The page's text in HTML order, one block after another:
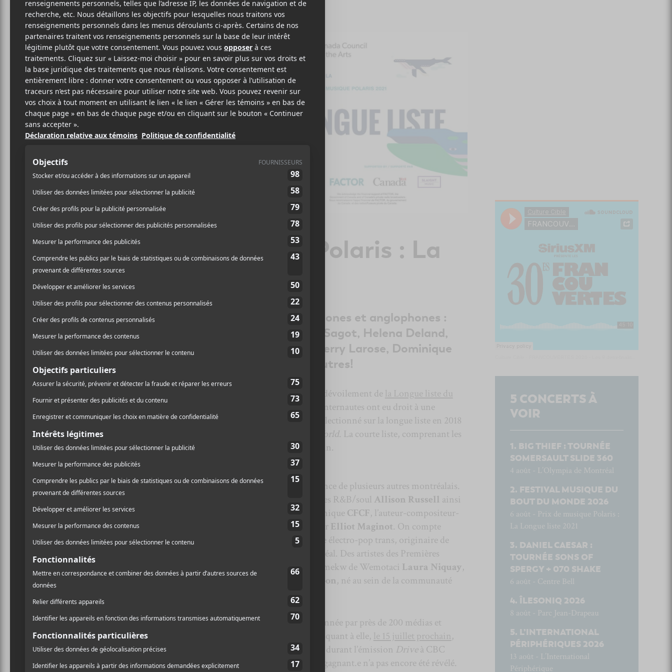
15 JUIN 2021
PARELOÏSE LÉVEILLÉ-
CHAGNON
PARTAGER
F
A
C
E
B
O
O
T
W
I
T
T
E
R
P
A
R
T
A
G
E
Prix de musique Polaris : La
Longue liste 2021
Beaucoup de québécois.es, francophones et anglophones :
Klô Pelgag, Charlotte Cardin, Julien Sagot, Helena Deland,
TEKE::TEKE, The Besnard Lakes, Thierry Larose, Dominique
Fils-Aimé, Yves Jarvis, et quelques autres!
Le 15 juin à midi avait lieu en direct sur YouTube le dévoilement de la Longue liste du
Prix de musique Polaris
pour son édition 2021. Les internautes ont eu droit à une
prestation en direct du rappeur
Cadence Weapon
, sélectionné sur la longue liste en 2018
Parallel World. La courte liste, comprenant les
10 finalistes au prix, sera dévoilée le 15 juillet prochain.
Parmi les artistes québécois.es, notons aussi la présence de plusieurs autres montréalais.
Le trio industriel et métal
, les chanteuses R&B/soul Allison Russell ainsi
que
, le producteur de musique électronique CFCF, l’auteur-compositeur-
interprète et réalisateur
et le chanteurElliot Maginot. On compte
égalementRussell Louder
(il/they/them) un artiste électro-pop trans, originaire de
l’Île-du-Prince-Édouard et maintenant basé à Montréal. Des artistes des Premières
Nations se glissent aussi au palmarès : L’artiste atikamekw de Wemotaci Laura Niquay,
de même que le chanteur Daniel Monkman, alias
Zoon, né au sein de la communauté
Voici les40 albums canadienssélectionnés cette année par près de 200 médias et
journalistes culturels. La Courte liste sera annoncée, quant à elle, le 15 juillet prochain,
dans le cadre d’une diffusion spéciale de deux heures durant l’émission Driveà CBC
Music. La date officielle du dévoilement du ou de la gagnant.e n’a pas encore été révélé.
5 CONCERTS À
VOIR
BIG THIEF : TOURNÉE
SOMERSAULT SLIDE 360
4 août - L’Olympia de Montréal
FESTIVAL MUSIQUE DU
BOUT DU MONDE 2026
6 août - Prix de musique Polaris :
La Longue liste 2021
DANIEL CAESAR :
TOURNÉE SONS OF
SPERGY + 070 SHAKE
6 août - Centre Bell
ÎLESONIQ 2026
8 août - Parc Jean-Drapeau
L’INTERNATIONAL
PÉRIPHÉRIQUES 2026
13 août - L’International
Périphérique